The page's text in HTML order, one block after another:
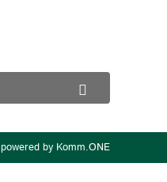
powered by Komm.ONE